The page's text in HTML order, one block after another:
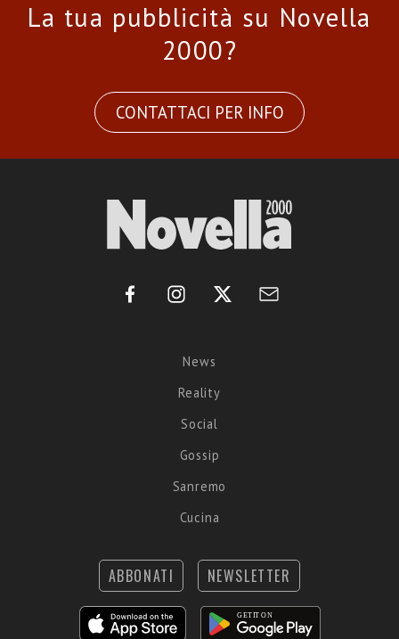
La tua pubblicità su Novella
2000?
CONTATTACI PER INFO
News
Reality
Social
Gossip
Sanremo
Cucina
ABBONATI NEWSLETTER